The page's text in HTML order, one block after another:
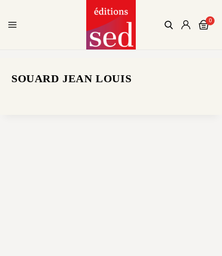
0
SOUARD JEAN LOUIS